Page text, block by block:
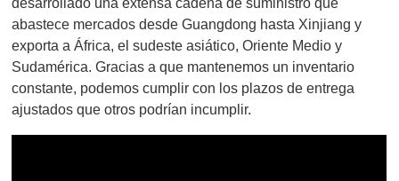
abastece mercados desde Guangdong hasta Xinjiang y
exporta a África, el sudeste asiático, Oriente Medio y
Sudamérica. Gracias a que mantenemos un inventario
constante, podemos cumplir con los plazos de entrega
ajustados que otros podrían incumplir.